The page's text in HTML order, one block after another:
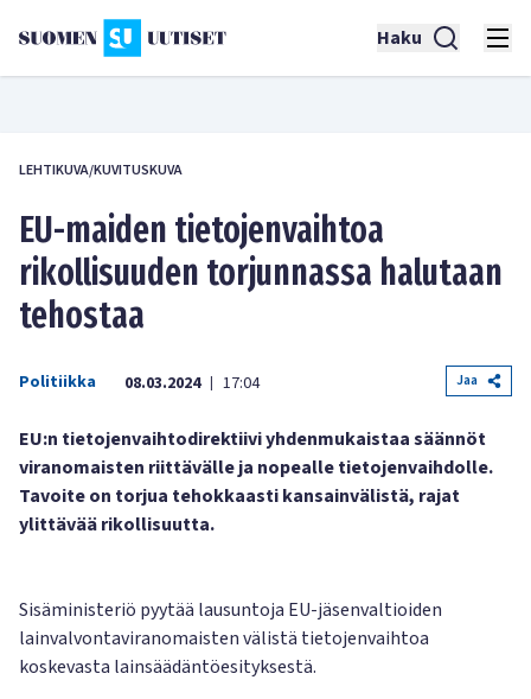
Haku
LEHTIKUVA/KUVITUSKUVA
EU-maiden tietojenvaihtoa
rikollisuuden torjunnassa halutaan
tehostaa
Politiikka 08.03.2024 | 17:04 Jaa
EU:n tietojenvaihtodirektiivi yhdenmukaistaa säännöt
viranomaisten riittävälle ja nopealle tietojenvaihdolle.
Tavoite on torjua tehokkaasti kansainvälistä, rajat
ylittävää rikollisuutta.
Sisäministeriö pyytää lausuntoja EU-jäsenvaltioiden
lainvalvontaviranomaisten välistä tietojenvaihtoa
koskevasta lainsäädäntöesityksestä.